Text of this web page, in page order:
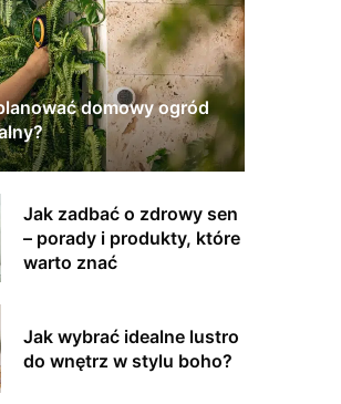
domowy ogród
Jak zadbać o zdrowy sen
– porady i produkty, które
warto znać
Jak wybrać idealne lustro
do wnętrz w stylu boho?